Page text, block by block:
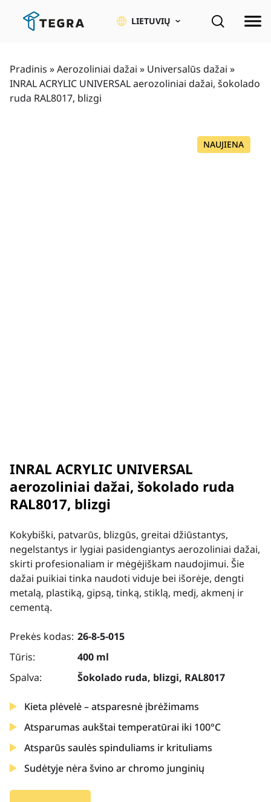
LIETUVIŲ
Pradinis »Aerozoliniai dažai » Universalūs dažai »
INRAL ACRYLIC UNIVERSAL aerozoliniai dažai, šokolado
ruda RAL8017, blizgi
NAUJIENA
INRAL ACRYLIC UNIVERSAL
aerozoliniai dažai, šokolado ruda
RAL8017, blizgi
Kokybiški, patvarūs, blizgūs, greitai džiūstantys,
negelstantys ir lygiai pasidengiantys aerozoliniai dažai,
skirti profesionaliam ir mėgėjiškam naudojimui. Šie
dažai puikiai tinka naudoti viduje bei išorėje, dengti
metalą, plastiką, gipsą, tinką, stiklą, medį, akmenį ir
cementą.
Prekės kodas: 26-8-5-015
Tūris:
400 ml
Spalva:
Šokolado ruda, blizgi, RAL8017
Kieta plėvelė – atsparesnė įbrėžimams
Atsparumas aukštai temperatūrai iki 100°C
Atsparūs saulės spinduliams ir krituliams
Sudėtyje nėra švino ar chromo junginių